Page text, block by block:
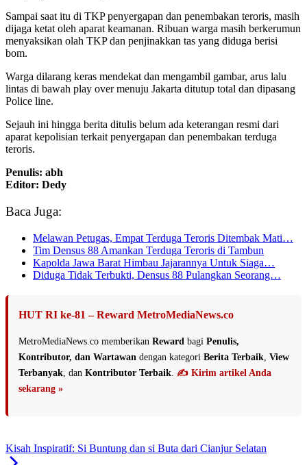
Sampai saat itu di TKP penyergapan dan penembakan teroris, masih
dijaga ketat oleh aparat keamanan. Ribuan warga masih berkerumun
menyaksikan olah TKP dan penjinakkan tas yang diduga berisi
bom.
Warga dilarang keras mendekat dan mengambil gambar, arus lalu
lintas di bawah play over menuju Jakarta ditutup total dan dipasang
Police line.
Sejauh ini hingga berita ditulis belum ada keterangan resmi dari
aparat kepolisian terkait penyergapan dan penembakan terduga
teroris.
Penulis: abh
Editor: Dedy
Baca Juga:
Melawan Petugas, Empat Terduga Teroris Ditembak Mati…
Tim Densus 88 Amankan Terduga Teroris di Tambun
Kapolda Jawa Barat Himbau Jajarannya Untuk Siaga…
Diduga Tidak Terbukti, Densus 88 Pulangkan Seorang…
HUT RI ke-81 – Reward MetroMediaNews.co
MetroMediaNews.co memberikan Reward bagi Penulis,
Kontributor, dan Wartawan dengan kategori Berita Terbaik View
Terbanyak , dan Kontributor Terbaik ✍️ Kirim artikel Anda
sekarang »
Kisah Inspiratif: Si Buntung dan si Buta dari Cianjur Selatan